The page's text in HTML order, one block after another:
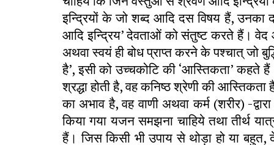
इन्द्रियों के जो शब्द आदि दस विषय हैं, उनका
आदि इन्द्रिय’ देवताओं को संतुष्ट करते हैं।
अथवा स्वयं ही बोध प्राप्त करने के पश्चात् जो
है’, इसी को उच्चकोटि की ‘आस्तिकता’ कहते
श्रद्धा होती है, वह कनिष्ठ श्रेणी की
का अभाव है, वह वाणी अथवा कर्म (शरीर) -
किया गया यजन समझना चाहिये तथा तीर्थ
हैं। जिस किसी भी उपाय से थोड़ा हो या बहुत,